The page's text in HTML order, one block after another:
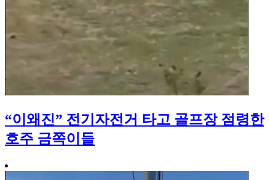
“이왜진” 전기자전거 타고 골프장 점령한
호주 금쪽이들